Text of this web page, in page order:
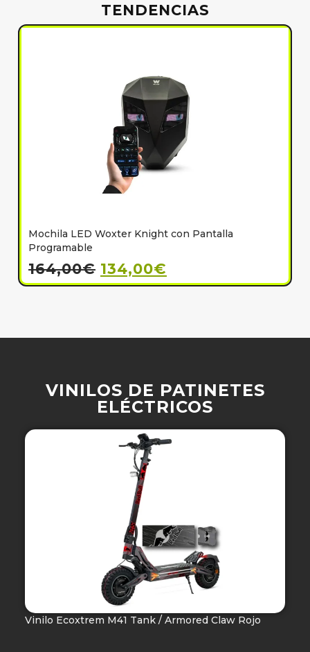
TENDENCIAS
Mochila LED Woxter Knight con Pantalla
Programable
164,00€ 134,00€
VINILOS DE PATINETES
ELÉCTRICOS
Vinilo Ecoxtrem M41 Tank / Armored Claw Rojo